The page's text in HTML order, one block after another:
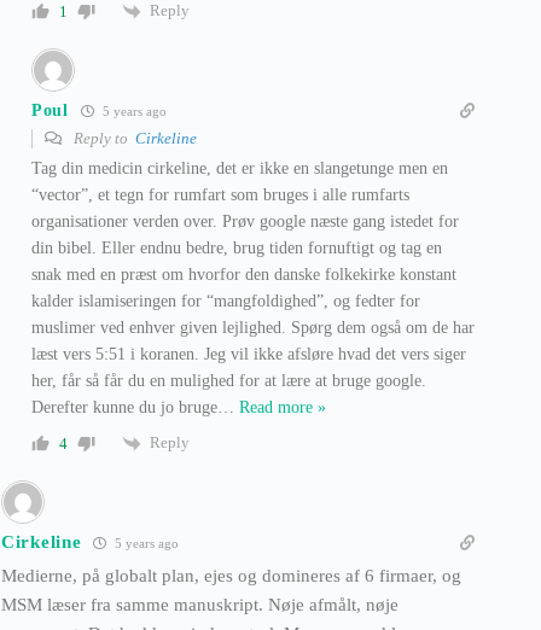
1
Reply
Poul 5 years ago
Reply to Cirkeline
Tag din medicin cirkeline, det er ikke en slangetunge men en
“vector”, et tegn for rumfart som bruges i alle rumfarts
organisationer verden over. Prøv google næste gang istedet for
din bibel. Eller endnu bedre, brug tiden fornuftigt og tag en
snak med en præst om hvorfor den danske folkekirke konstant
kalder islamiseringen for “mangfoldighed”, og fedter for
muslimer ved enhver given lejlighed. Spørg dem også om de har
læst vers 5:51 i koranen. Jeg vil ikke afsløre hvad det vers siger
her, får så får du en mulighed for at lære at bruge google.
Derefter kunne du jo bruge… Read more »
4
Reply
Cirkeline 5 years ago
Medierne, på globalt plan, ejes og domineres af 6 firmaer, og
MSM læser fra samme manuskript. Nøje afmålt, nøje